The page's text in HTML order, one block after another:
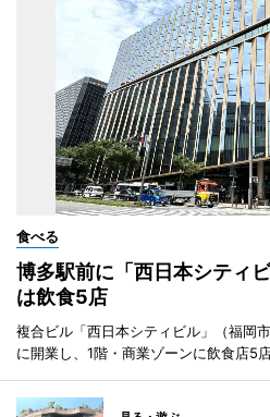
食べる
博多駅前に「西日本シティ
は飲食5店
複合ビル「西日本シティビル」（福岡
に開業し、1階・商業ゾーンに飲食店5